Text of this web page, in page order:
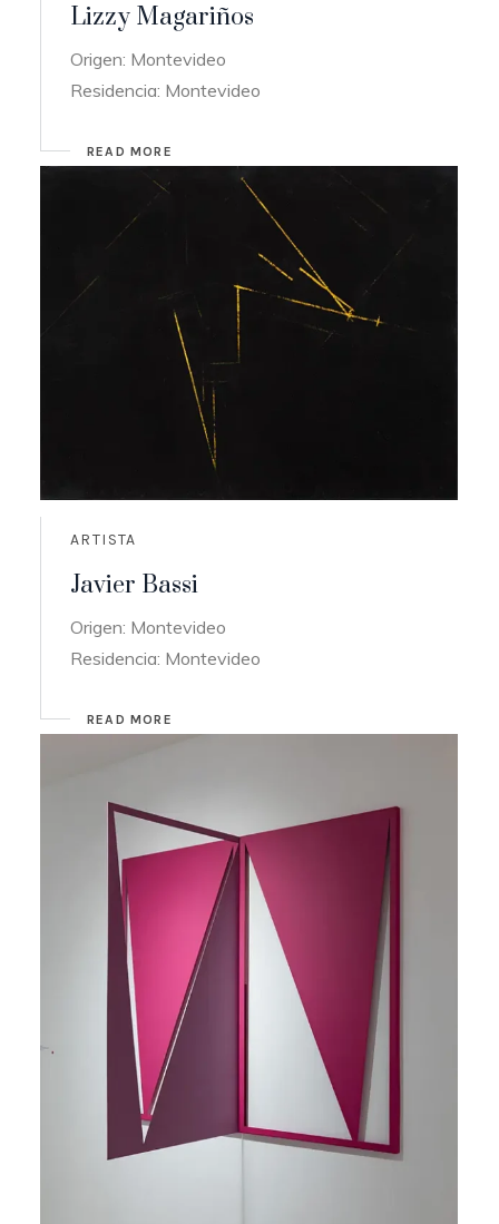
Lizzy Magariños
Origen: Montevideo
Residencia: Montevideo
READ MORE
ARTISTA
Javier Bassi
Origen: Montevideo
Residencia: Montevideo
READ MORE